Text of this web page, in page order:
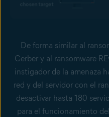
De forma similar al
Cerber y al ransomware
instigador de la amenaza
red y del servidorcon el
desactivar hasta 180
para el funcionamiento